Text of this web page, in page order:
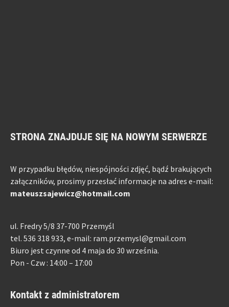
STRONA ZNAJDUJE SIĘ NA NOWYM SERWERZE
W przypadku błędów, niespójności zdjęć, bądź brakujących
załączników, prosimy przesłać informacje na adres e-mail:
mateuszsajewicz@hotmail.com
ul. Fredry 5/8 37-700 Przemyśl
tel. 536 318 933, e-mail: ram.przemysl@gmail.com
Biuro jest czynne od 4 maja do 30 września.
Pon - Czw : 14:00 – 17:00
Kontakt z administratorem